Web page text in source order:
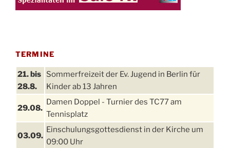
TERMINE
21. bis
28.8.
Sommerfreizeit der Ev. Jugend in Berlin für
Kinder ab 13 Jahren
29.08.
Damen Doppel - Turnier des TC77 am
Tennisplatz
03.09.
Einschulungsgottesdienst in der Kirche um
09:00 Uhr